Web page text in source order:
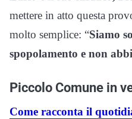
mettere in atto questa
molto semplice: “Siamo
spopolamento e non
Piccolo Comune in
Come racconta il